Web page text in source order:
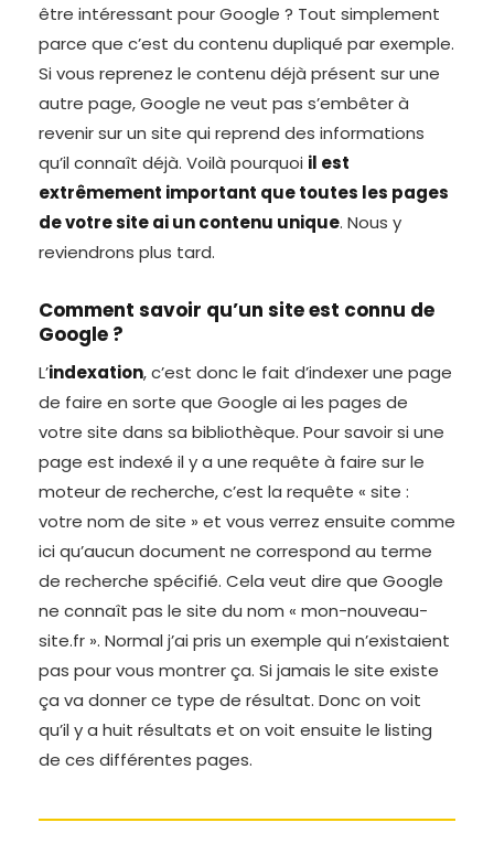
être intéressant pour Google ? Tout simplement
parce que c’est du contenu dupliqué par exemple.
Si vous reprenez le contenu déjà présent sur une
autre page, Google ne veut pas s’embêter à
revenir sur un site qui reprend des informations
qu’il connaît déjà. Voilà pourquoi il est
extrêmement important que toutes les pages
de votre site ai un contenu unique. Nous y
reviendrons plus tard.
Comment savoir qu’un site est connu de
Google ?
L’indexation, c’est donc le fait d’indexer une page
de faire en sorte que Google ai les pages de
votre site dans sa bibliothèque. Pour savoir si une
page est indexé il y a une requête à faire sur le
moteur de recherche, c’est la requête « site :
votre nom de site » et vous verrez ensuite comme
ici qu’aucun document ne correspond au terme
de recherche spécifié. Cela veut dire que Google
ne connaît pas le site du nom « mon-nouveau-
site.fr ». Normal j’ai pris un exemple qui n’existaient
pas pour vous montrer ça. Si jamais le site existe
ça va donner ce type de résultat. Donc on voit
qu’il y a huit résultats et on voit ensuite le listing
de ces différentes pages.